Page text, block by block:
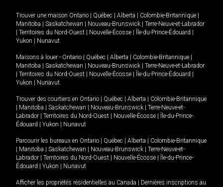
Trouver une maison Ontario Québec Alberta Colombie-Britannique
Manitoba
Saskatchewan Nouveau-Brunswick
Terre-Neuve-et-Labrador
Territoires du Nord-Ouest Nouvelle-Écosse Île-du-Prince-Édouard
Yukon
Nunavut.
Maisons à louer - Ontario Québec Alberta Colombie-Britannique
Manitoba
Saskatchewan Nouveau-Brunswick
Terre-Neuve-et-Labrador
Territoires du Nord-Ouest Nouvelle-Écosse Île-du-Prince-Édouard
Yukon
Nunavut.
Trouver des courtiers en Ontario Québec Alberta
Colombie-Britannique
Manitoba Saskatchewan Nouveau-Brunswick
Terre-Neuve-et-
Labrador
Territoires du Nord-Ouest Nouvelle-Écosse
Île-du-Prince-
Édouard
Yukon Nunavut
Parcourir les bureaux en Ontario Québec Alberta
Colombie-Britannique
Manitoba Saskatchewan Nouveau-Brunswick
Terre-Neuve-et-
Labrador
Territoires du Nord-Ouest Nouvelle-Écosse
Île-du-Prince-
Édouard
Yukon Nunavut
Afficher les propriétés résidentielles au Canada
Dernières inscriptions au